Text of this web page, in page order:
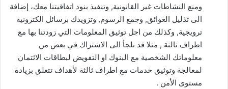
ومنع النشاطات غير القانونية, وتنفيذ بنود اتفاقيتنا معك، إضافة
الى تذليل العوائق, وجمع الرسوم, وتزويدك برسائل الكترونية
ترويجية, وكذلك من اجل توثيق المعلومات التي زودتنا بها مع
اطراف ثالثة , مثلا قد نلجأ الى الاشتراك في بعض من
معلوماتك الشخصية مع البنوك او التفويض لبطاقات الائتمان
لمعالجة وتوثيق خدمات مع اطراف ثالثة لأهداف تتعلق بزيادة
مستوى الأمن .